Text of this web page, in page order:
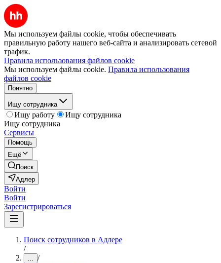
Мы используем файлы cookie, чтобы обеспечивать
правильную работу нашего веб-сайта и анализировать сетевой
трафик.
Правила использования файлов cookie
Мы используем файлы cookie. Правила использования
файлов cookie
Понятно
Ищу сотрудника
Ищу работу
Ищу сотрудника
Ищу сотрудника
Сервисы
Помощь
Ещё
Поиск
Адлер
Войти
Войти
Зарегистрироваться
Поиск сотрудников в Адлере
/
... /